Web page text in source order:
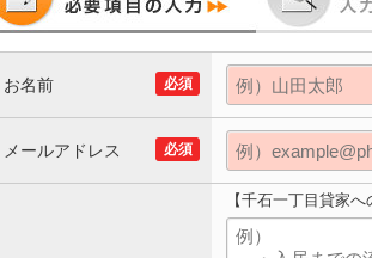
必須
お名前
必須
メールアドレス
【千石一丁目貸家へ